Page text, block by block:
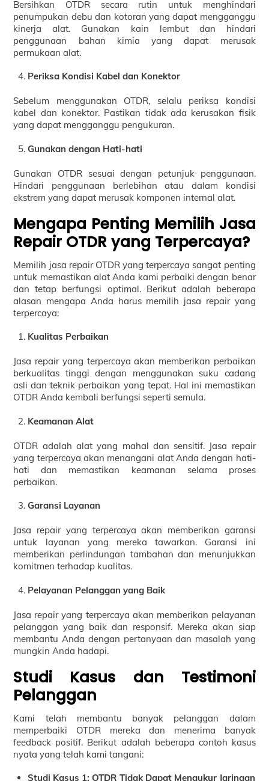
Bersihkan OTDR secara rutin untuk menghindari
penumpukan debu dan kotoran yang dapat mengganggu
kinerja alat. Gunakan kain lembut dan hindari
penggunaan bahan kimia yang dapat merusak
permukaan alat.
Periksa Kondisi Kabel dan Konektor
Sebelum menggunakan OTDR, selalu periksa kondisi
kabel dan konektor. Pastikan tidak ada kerusakan fisik
yang dapat mengganggu pengukuran.
Gunakan dengan Hati-hati
Gunakan OTDR sesuai dengan petunjuk penggunaan.
Hindari penggunaan berlebihan atau dalam kondisi
ekstrem yang dapat merusak komponen internal alat.
Mengapa Penting Memilih Jasa
Repair OTDR yang Terpercaya?
Memilih jasa repair OTDR yang terpercaya sangat penting
untuk memastikan alat Anda kami perbaiki dengan benar
dan tetap berfungsi optimal. Berikut adalah beberapa
alasan mengapa Anda harus memilih jasa repair yang
terpercaya:
Kualitas Perbaikan
Jasa repair yang terpercaya akan memberikan perbaikan
berkualitas tinggi dengan menggunakan suku cadang
asli dan teknik perbaikan yang tepat. Hal ini memastikan
OTDR Anda kembali berfungsi seperti semula.
Keamanan Alat
OTDR adalah alat yang mahal dan sensitif. Jasa repair
yang terpercaya akan menangani alat Anda dengan hati-
hati dan memastikan keamanan selama proses
perbaikan.
Garansi Layanan
Jasa repair yang terpercaya akan memberikan garansi
untuk layanan yang mereka tawarkan. Garansi ini
memberikan perlindungan tambahan dan menunjukkan
komitmen terhadap kualitas.
Pelayanan Pelanggan yang Baik
Jasa repair yang terpercaya akan memberikan pelayanan
pelanggan yang baik dan responsif. Mereka akan siap
membantu Anda dengan pertanyaan dan masalah yang
mungkin Anda hadapi.
Studi Kasus dan Testimoni
Pelanggan
Kami telah membantu banyak pelanggan dalam
memperbaiki OTDR mereka dan menerima banyak
feedback positif. Berikut adalah beberapa contoh kasus
nyata yang telah kami tangani:
Studi Kasus 1: OTDR Tidak Dapat Mengukur Jaringan